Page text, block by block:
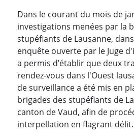
Dans le courant du mois de
investigations menées par la
stupéfiants de Lausanne,
enquête ouverte par le Juge
a permis d’établir que deux
rendez-vous dans l'Ouest
de surveillance a été mis en
brigades des stupéfiants de
canton de Vaud, afin de
interpellation en flagrant délit.